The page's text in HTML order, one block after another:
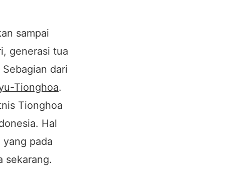
sampai
generasi tua
dari
Tionghoa.
Tionghoa
Hal
pada
sekarang.